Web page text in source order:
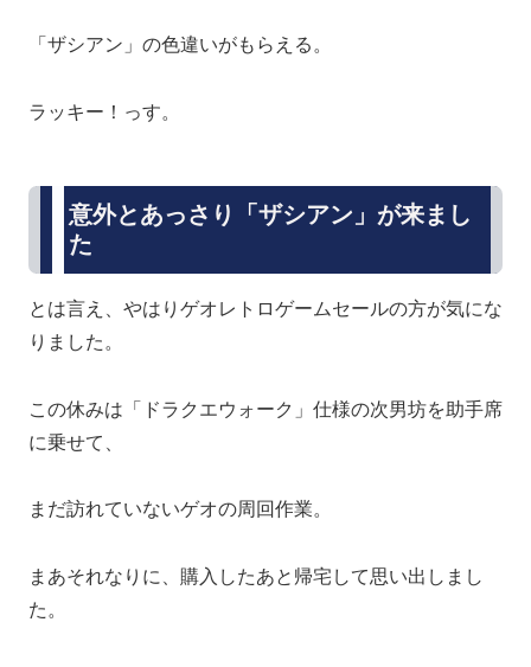
「ザシアン」の色違いがもらえる。
ラッキー！っす。
意外とあっさり「ザシアン」が来まし
た
とは言え、やはりゲオレトロゲームセールの方が気にな
りました。
この休みは「ドラクエウォーク」仕様の次男坊を助手席
に乗せて、
まだ訪れていないゲオの周回作業。
まあそれなりに、購入したあと帰宅して思い出しまし
た。